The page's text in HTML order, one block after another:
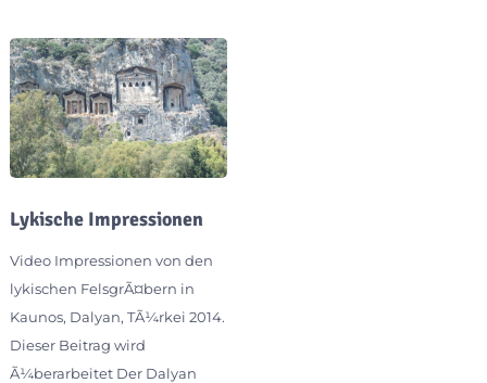
Lykische Impressionen
Video Impressionen von den
lykischen FelsgrÃ¤bern in
Kaunos, Dalyan, TÃ¼rkei 2014.
Dieser Beitrag wird
Ã¼berarbeitet Der Dalyan